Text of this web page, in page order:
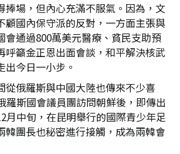
捧場，但內心充滿不服氣。因為，文
顧國內保守派的反對，一方面主張與
會通過800萬美元醫療、貧民支助預
呼籲金正恩出面會談，和平解決核武
出今日一小步。
從俄羅斯與中國大陸也傳來不少喜
羅斯國會議員團訪問朝鮮後，即傳出
月中旬，在昆明舉行的國際青少年足
韓團長也秘密進行接觸，成為兩韓會